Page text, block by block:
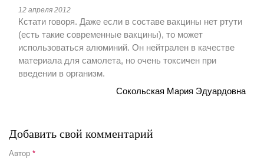
12 апреля 2012
Кстати говоря. Даже если в составе вакцины нет ртути
(есть такие современные вакцины), то может
использоваться алюминий. Он нейтрален в качестве
материала для самолета, но очень токсичен при
введении в организм.
Сокольская Мария Эдуардовна
Добавить свой комментарий
Автор *